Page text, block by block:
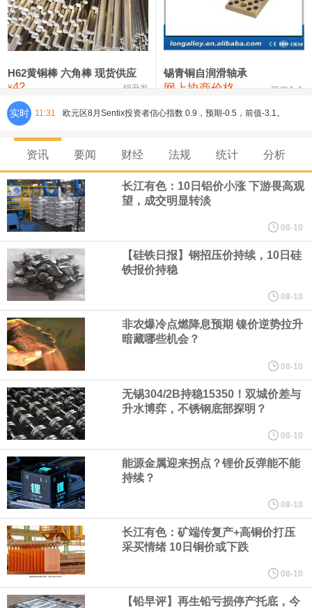
铸造铝合金锭(ZL102) 24,300—24,500 24,400
压铸锌合金锭 26,100—26,300
氯化镍 38,300—40,300 39,300 0
H62黄铜棒 六角棒 现货供应
¥42 锦升发
锡青铜自润滑轴承
网上协商价格 芜湖合金
实时 11:31 欧元区8月Sentix投资者信心指数 0.9，预期-0.5，前值-3.1。
8月10日，人民币对美元即期汇率盘中最高升至6.7439，创下2023
年2月6日以来的3年多新高。工银亚洲在展望下半年人民币走势时认
为，人民币汇率大概率延续波动、缓步走升态势，主要影响因素包
括：一是下半年预计出口延续韧性增长，关注地缘风险及关税政策
对出口产品和地区结构、量价关系分化等影响；二是国际资金增配
人民币资产，资金净流入支持人民币中枢走强；三是美元对人民币
中间价相机调整。
《天津市智能机器人产业创新发展行动方案（2026—2028年）印发
2028年全市智能机器人产业核心产值突破200亿元
国家发展改革委、国家能源局印发《煤炭工业发展“十五五”规划》。
其中指出，统筹资源开发条件、市场需求、运输通道、环境约束等
因素，有序推进煤炭资源开发。西部资源富集地区强化开发整体规
划，完善上下游开发利用体系，提升跨区域协同保障能力。持续推
进山西、蒙西、蒙东、陕北、新疆煤炭供应保障基地建设，高标准
资讯 要闻 财经 法规 统计 分析
长江有色：10日铝价小涨 下游畏高观
望，成交明显转淡
08-10
【硅铁日报】钢招压价持续，10日硅
铁报价持稳
08-10
非农爆冷点燃降息预期 镍价逆势拉升
暗藏哪些机会？
08-10
无锡304/2B持稳15350！双城价差与
升水博弈，不锈钢底部探明？
08-10
能源金属迎来拐点？锂价反弹能不能
持续？
08-10
长江有色：矿端传复产+高铜价打压
采买情绪 10日铜价或下跌
08-10
【铅早评】再生铅亏损停产托底，今